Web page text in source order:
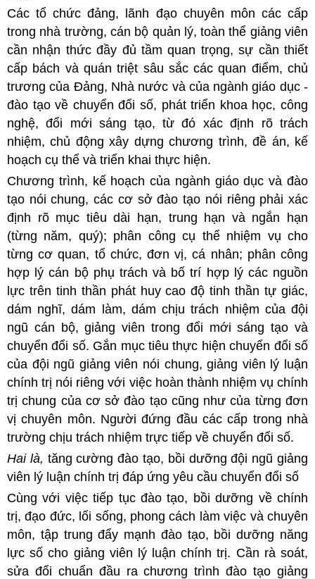
Các tổ chức đảng, lãnh đạo chuyên môn các cấp
trong nhà trường, cán bộ quản lý, toàn thể giảng viên
cần nhận thức đầy đủ tầm quan trọng, sự cần thiết
cấp bách và quán triệt sâu sắc các quan điểm, chủ
trương của Đảng, Nhà nước và của ngành giáo dục -
đào tạo về chuyển đổi số, phát triển khoa học, công
nghệ, đổi mới sáng tạo, từ đó xác định rõ trách
nhiệm, chủ động xây dựng chương trình, đề án, kế
hoạch cụ thể và triển khai thực hiện.
Chương trình, kế hoạch của ngành giáo dục và đào
tạo nói chung, các cơ sở đào tạo nói riêng phải xác
định rõ mục tiêu dài hạn, trung hạn và ngắn hạn
(từng năm, quý); phân công cụ thể nhiệm vụ cho
từng cơ quan, tổ chức, đơn vị, cá nhân; phân công
hợp lý cán bộ phụ trách và bố trí hợp lý các nguồn
lực trên tinh thần phát huy cao độ tinh thần tự giác,
dám nghĩ, dám làm, dám chịu trách nhiệm của đội
ngũ cán bộ, giảng viên trong đổi mới sáng tạo và
chuyển đổi số. Gắn mục tiêu thực hiện chuyển đổi số
của đội ngũ giảng viên nói chung, giảng viên lý luận
chính trị nói riêng với việc hoàn thành nhiệm vụ chính
trị chung của cơ sở đào tạo cũng như của từng đơn
vị chuyên môn. Người đứng đầu các cấp trong nhà
trường chịu trách nhiệm trực tiếp về chuyển đổi số.
Hai là, tăng cường đào tạo, bồi dưỡng đội ngũ giảng
viên lý luận chính trị đáp ứng yêu cầu chuyển đổi số
Cùng với việc tiếp tục đào tạo, bồi dưỡng về chính
trị, đạo đức, lối sống, phong cách làm việc và chuyên
môn, tập trung đẩy mạnh đào tạo, bồi dưỡng năng
lực số cho giảng viên lý luận chính trị. Cần rà soát,
sửa đổi chuẩn đầu ra chương trình đào tạo giảng